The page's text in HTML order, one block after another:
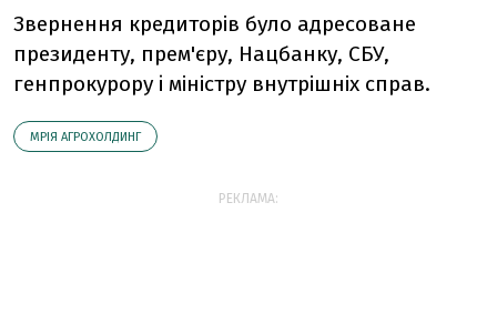
Звернення кредиторів було адресоване
президенту, прем'єру, Нацбанку, СБУ,
генпрокурору i міністру внутрішніх справ.
МРІЯ АГРОХОЛДИНГ
РЕКЛАМА: